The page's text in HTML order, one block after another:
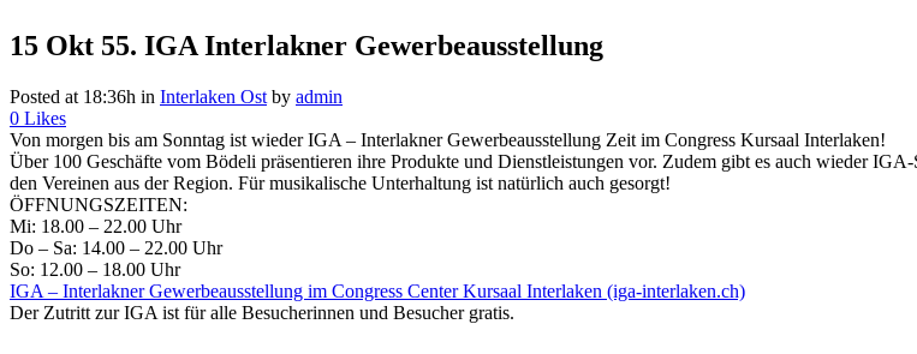
15 Okt 55. IGA Interlakner Gewerbeausstellung
Posted at 18:36h in Interlaken Ost by admin
0 Likes
Von morgen bis am Sonntag ist wiederIGA – Interlakner Gewerbeausstellung Zeit im Congress Kursaal Interlaken!
Über 100 Geschäfte vom Bödeli präsentieren ihre Produkte und Dienstleistungen vor. Zudem gibt es auch wieder
den Vereinen aus der Region. Für musikalische Unterhaltung ist natürlich auch gesorgt!
ÖFFNUNGSZEITEN:
Mi: 18.00 – 22.00 Uhr
Do – Sa: 14.00 – 22.00 Uhr
So: 12.00 – 18.00 Uhr
IGA – Interlakner Gewerbeausstellung im Congress Center Kursaal Interlaken (iga-interlaken.ch)
Der Zutritt zur IGA ist für alle Besucherinnen und Besucher gratis.